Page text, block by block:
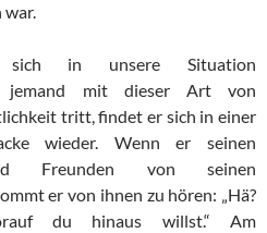
war.
sich in unsere Situation
jemand mit dieser Art von
tritt, findet er sich in einer
wieder. Wenn er seinen
Freunden von seinen
er von ihnen zu hören: „Hä?
du hinaus willst.“ Am